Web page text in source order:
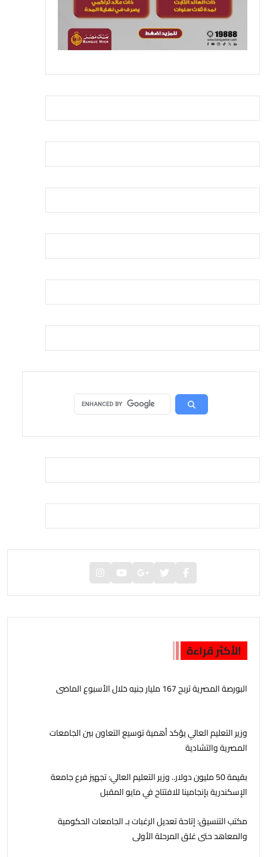
الأكثر قراءة
البورصة المصرية تربح 167 مليار جنيه خلال الأسبوع الماضى
وزير التعليم العالي يؤكد أهمية توسيع التعاون بين الجامعات
المصرية والتشادية
بقيمة 50 مليون دولار.. وزير التعليم العالي: تجهيز فرع جامعة
الإسكندرية بإنجامينا للافتتاح في مايو المقبل
مكتب التنسيق: إتاحة تعديل الرغبات بـ الجامعات الحكومية
والمعاهد حتى غلق المرحلة الأولى